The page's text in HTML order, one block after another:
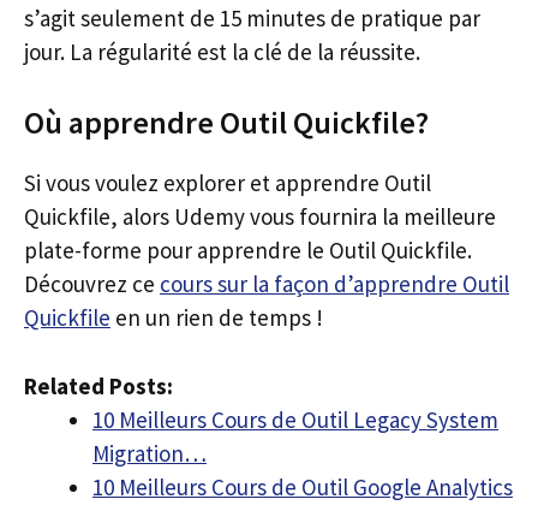
s’agit seulement de 15 minutes de pratique par
jour. La régularité est la clé de la réussite.
Où apprendre Outil Quickfile?
Si vous voulez explorer et apprendre Outil
Quickfile, alors Udemy vous fournira la meilleure
plate-forme pour apprendre le Outil Quickfile.
Découvrez ce cours sur la façon d’apprendre Outil
Quickfile en un rien de temps !
Related Posts:
10 Meilleurs Cours de Outil Legacy System
Migration…
10 Meilleurs Cours de Outil Google Analytics